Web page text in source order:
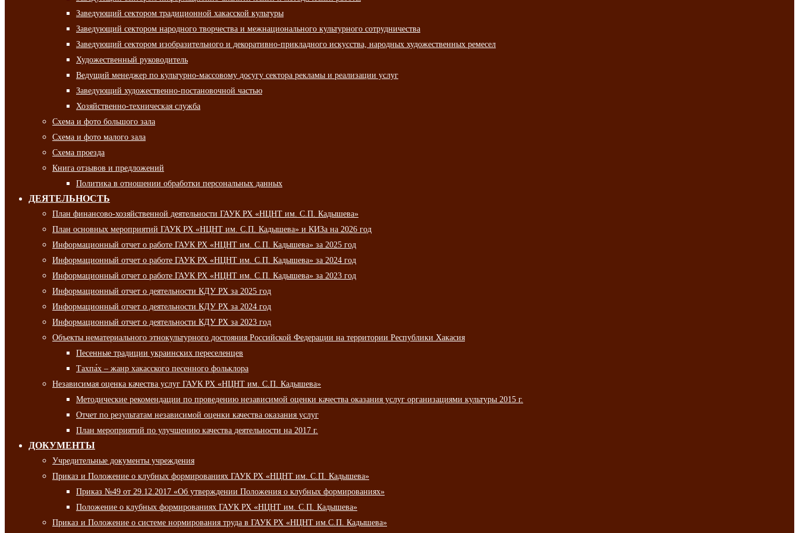
Заведующий сектором традиционной хакасской культуры
Заведующий сектором народного творчества и межнационального культурного сотрудничества
Заведующий сектором изобразительного и декоративно-прикладного искусства, народных художественных ремесел
Художественный руководитель
Ведущий менеджер по культурно-массовому досугу сектора рекламы и реализации услуг
Заведующий художественно-постановочной частью
Хозяйственно-техническая служба
Схема и фото большого зала
Схема и фото малого зала
Схема проезда
Книга отзывов и предложений
Политика в отношении обработки персональных данных
ДЕЯТЕЛЬНОСТЬ
План финансово-хозяйственной деятельности ГАУК РХ «НЦНТ им. С.П. Кадышева»
План основных мероприятий ГАУК РХ «НЦНТ им. С.П. Кадышева» и КИЗа на 2026 год
Информационный отчет о работе ГАУК РХ «НЦНТ им. С.П. Кадышева» за 2025 год
Информационный отчет о работе ГАУК РХ «НЦНТ им. С.П. Кадышева» за 2024 год
Информационный отчет о работе ГАУК РХ «НЦНТ им. С.П. Кадышева» за 2023 год
Информационный отчет о деятельности КДУ РХ за 2025 год
Информационный отчет о деятельности КДУ РХ за 2024 год
Информационный отчет о деятельности КДУ РХ за 2023 год
Объекты нематериального этнокультурного достояния Российской Федерации на территории Республики Хакасия
Песенные традиции украинских переселенцев
Тахпа́х – жанр хакасского песенного фольклора
Независимая оценка качества услуг ГАУК РХ «НЦНТ им. С.П. Кадышева»
Методические рекомендации по проведению независимой оценки качества оказания услуг организациями культуры 2015 г.
Отчет по результатам независимой оценки качества оказания услуг
План мероприятий по улучшению качества деятельности на 2017 г.
ДОКУМЕНТЫ
Учредительные документы учреждения
Приказ и Положение о клубных формированиях ГАУК РХ «НЦНТ им. С.П. Кадышева»
Приказ №49 от 29.12.2017 «Об утверждении Положения о клубных формированиях»
Положение о клубных формированиях ГАУК РХ «НЦНТ им. С.П. Кадышева»
Приказ и Положение о системе нормирования труда в ГАУК РХ «НЦНТ им.С.П. Кадышева»